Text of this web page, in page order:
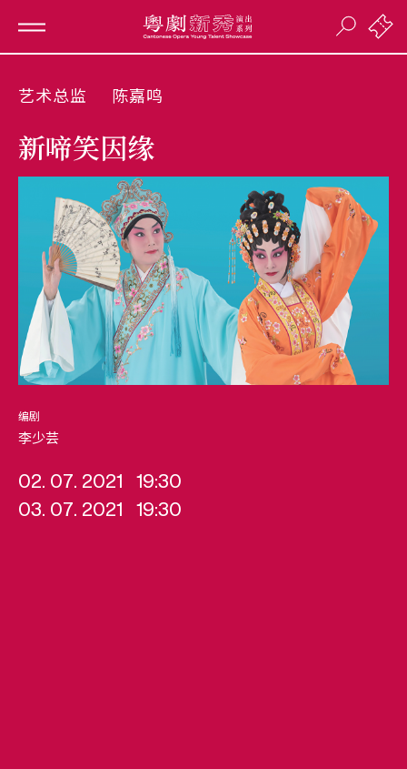
艺术总监 陈嘉鸣
新啼笑因缘
编剧
李少芸
02. 07. 2021
19:30
03. 07. 2021
19:30